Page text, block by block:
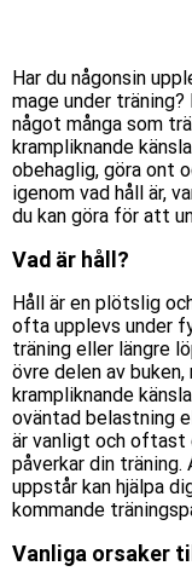
Har du någonsin
mage under
något många som
krampliknande känsla
obehaglig, göra ont
igenom vad håll är,
du kan göra för att
Vad är håll?
Håll är en plötslig
ofta upplevs under
träning eller längre
övre delen av buken,
krampliknande
oväntad belastning
är vanligt och oftast
påverkar din
uppstår kan hjälpa
kommande
Vanliga orsaker